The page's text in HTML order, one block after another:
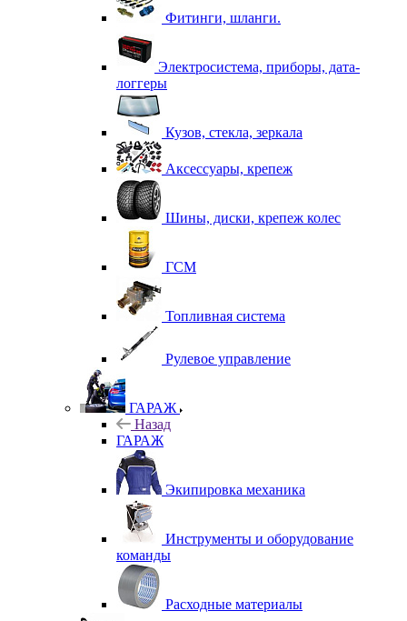
Фитинги, шланги.
Электросистема, приборы, дата-
логгеры
Кузов, стекла, зеркала
Аксессуары, крепеж
Шины, диски, крепеж колес
ГСМ
Топливная система
Рулевое управление
ГАРАЖ
Назад
ГАРАЖ
Экипировка механика
Инструменты и оборудование
команды
Расходные материалы